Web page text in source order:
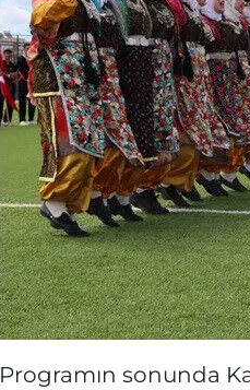
Programın sonunda